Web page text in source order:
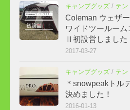
キャンプグッズ / テン
Coleman ウェザ
ワイドツールーム
Ⅱ初設営しました
2017-03-27
キャンプグッズ / テン
＊snowpeakトル
決めました！
2016-01-13